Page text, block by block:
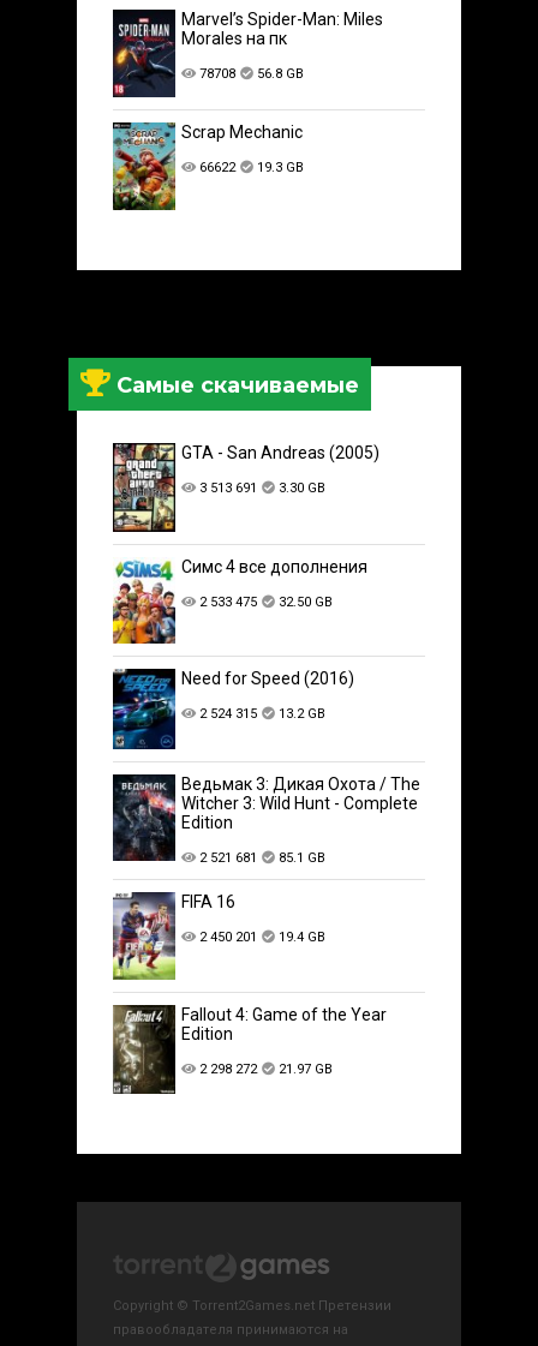
Marvel’s Spider-Man: Miles
Morales на пк
78708 56.8 GB
Scrap Mechanic
66622 19.3 GB
Самые скачиваемые
GTA - San Andreas (2005)
3 513 691 3.30 GB
Симс 4 все дополнения
2 533 475 32.50 GB
Need for Speed (2016)
2 524 315 13.2 GB
Ведьмак 3: Дикая Охота / The
Witcher 3: Wild Hunt - Complete
Edition
2 521 681 85.1 GB
FIFA 16
2 450 201 19.4 GB
Fallout 4: Game of the Year
Edition
2 298 272 21.97 GB
Copyright © Torrent2Games.net Претензии
правообладателя принимаются на